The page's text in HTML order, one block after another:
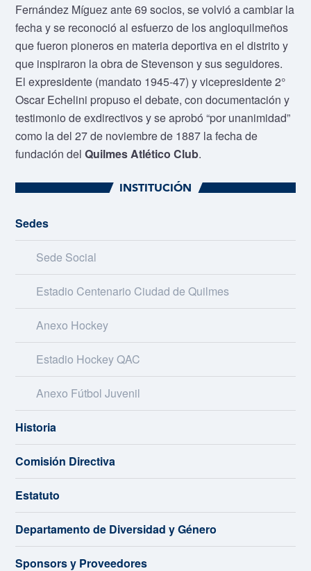
Fernández Míguez ante 69 socios, se volvió a cambiar la
fecha y se reconoció al esfuerzo de los angloquilmeños
que fueron pioneros en materia deportiva en el distrito y
que inspiraron la obra de Stevenson y sus seguidores.
El expresidente (mandato 1945-47) y vicepresidente 2°
Oscar Echelini propuso el debate, con documentación y
testimonio de exdirectivos y se aprobó “por unanimidad”
como la del 27 de noviembre de 1887 la fecha de
fundación delQuilmes Atlético Club.
INSTITUCIÓN
Sedes
Sede Social
Estadio Centenario Ciudad de Quilmes
Anexo Hockey
Estadio Hockey QAC
Anexo Fútbol Juvenil
Historia
Comisión Directiva
Estatuto
Departamento de Diversidad y Género
Sponsors y Proveedores